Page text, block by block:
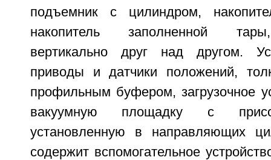
подъемник с цилиндром,
накопитель заполненной
вертикально друг над другом.
приводы и датчики положений,
профильным буфером, загрузочное
вакуумную площадку с
установленную в направляющих
содержит вспомогательное